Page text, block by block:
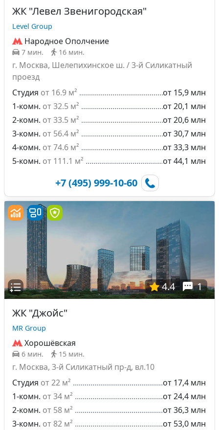
ЖК "Левел Звенигородская"
Level Group
Народное Ополчение
7 мин. 16 мин.
г. Москва, Шелепихинское ш. / 3-й Силикатный
проезд
Студия от 16.9 м²
от 15,9 млн
1-комн. от 32.5 м²
от 20,1 млн
2-комн. от 33.5 м²
от 20,6 млн
3-комн. от 56.4 м²
от 30,7 млн
4-комн. от 74.6 м²
от 33,3 млн
5-комн. от 111.1 м² от 44,1 млн
+7 (495) 999-10-60
4.4
1
ЖК "Джойс"
MR Group
Хорошёвская
6 мин. 15 мин.
г. Москва, 3-й Силикатный пр-д, вл.10
Студия от 22 м²
от 17,4 млн
1-комн. от 34 м²
от 24,4 млн
2-комн. от 58 м²
от 36,3 млн
3-комн. от 82 м² от 53,0 млн